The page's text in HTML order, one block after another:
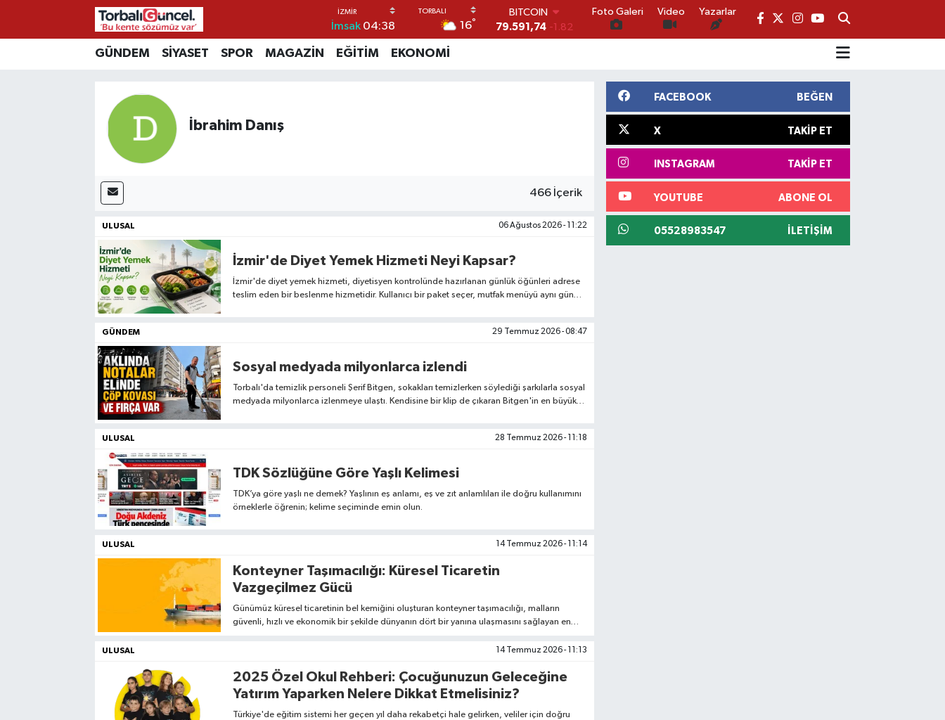
İmsak 04:38 16°
BITCOIN
79.591,74
-1.82
DOLAR
Foto Galeri Video Yazarlar
GÜNDEM SİYASET SPOR MAGAZİN EĞİTİM EKONOMİ
İbrahim Danış
466 İçerik
ULUSAL 06 Ağustos 2026 - 11:22
İzmir'de Diyet Yemek Hizmeti Neyi Kapsar?
İzmir'de diyet yemek hizmeti, diyetisyen kontrolünde hazırlanan günlük öğünleri adrese
teslim eden bir beslenme hizmetidir. Kullanıcı bir paket seçer, mutfak menüyü aynı gün
GÜNDEM 29 Temmuz 2026 - 08:47
Sosyal medyada milyonlarca izlendi
Torbalı'da temizlik personeli Şerif Bitgen, sokakları temizlerken söylediği şarkılarla sosyal
medyada milyonlarca izlenmeye ulaştı. Kendisine bir klip de çıkaran Bitgen'in en büyük
ULUSAL 28 Temmuz 2026 - 11:18
TDK Sözlüğüne Göre Yaşlı Kelimesi
TDK’ya göre yaşlı ne demek? Yaşlının eş anlamı, eş ve zıt anlamlıları ile doğru kullanımını
örneklerle öğrenin; kelime seçiminde emin olun.
ULUSAL 14 Temmuz 2026 - 11:14
Konteyner Taşımacılığı: Küresel Ticaretin
Vazgeçilmez Gücü
Günümüz küresel ticaretinin bel kemiğini oluşturan konteyner taşımacılığı, malların
güvenli, hızlı ve ekonomik bir şekilde dünyanın dört bir yanına ulaşmasını sağlayan en
ULUSAL 14 Temmuz 2026 - 11:13
2025 Özel Okul Rehberi: Çocuğunuzun Geleceğine
Yatırım Yaparken Nelere Dikkat Etmelisiniz?
Türkiye'de eğitim sistemi her geçen yıl daha rekabetçi hale gelirken, veliler için doğru
FACEBOOK BEĞEN
X TAKIP ET
INSTAGRAM TAKIP ET
YOUTUBE ABONE OL
05528983547 İLETIŞIM
İzmir Nöbetçi Eczaneler
İzmir Namaz Vakitleri
İzmir Trafik Yoğunluk Haritası
Süper Lig Puan Durumu ve Fikstür
Tüm Manşetler
Son Dakika Haberleri
Haber Arşivi